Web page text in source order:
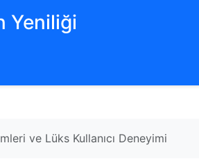
Yeniliği
ve Lüks Kullanıcı Deneyimi